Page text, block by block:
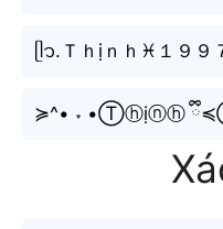
ᥫ᭡.Ｔｈịｎｈ♓︎１９
≽^• ˕ •Ⓣⓗịⓝⓗ